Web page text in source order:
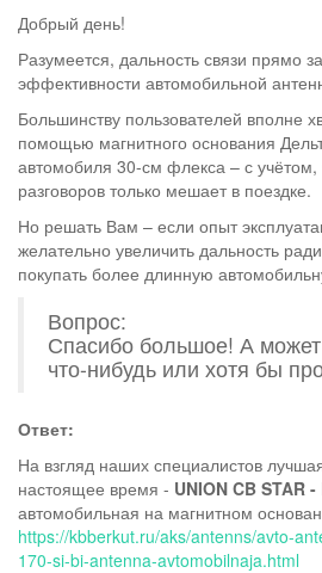
Добрый день!
Разумеется, дальность связи прямо
эффективности автомобильной
Большинству пользователей вполне
помощью магнитного основания
автомобиля 30-см флекса – с учётом,
разговоров только мешает в поездке.
Но решать Вам – если опыт
желательно увеличить дальность
покупать более длинную
Вопрос:
Спасибо большое! А
что-нибудь или хотя бы
Ответ:
На взгляд наших специалистов
настоящее время - UNION CB STAR
автомобильная на магнитном
https://kbberkut.ru/aks/antenns/avto-
170-si-bi-antenna-avtomobilnaja.html